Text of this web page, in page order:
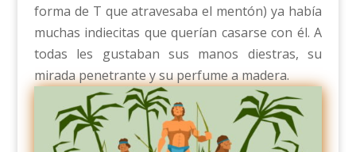
forma de T que atravesaba el mentón) ya había
muchas indiecitas que querían casarse con él. A
todas les gustaban sus manos diestras, su
mirada penetrante y su perfume a madera.